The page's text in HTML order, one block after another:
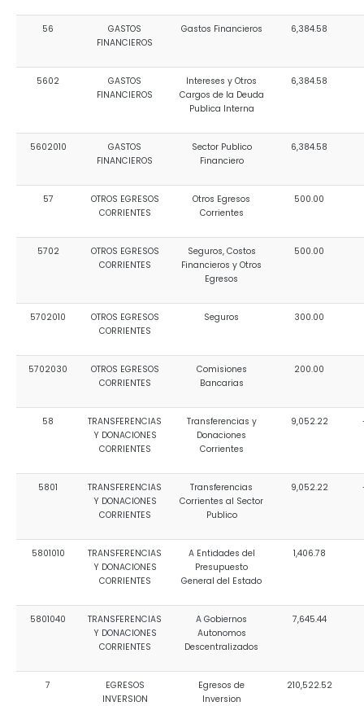
56
GASTOS
FINANCIEROS
Gastos Financieros 6,384.58
5602
GASTOS
FINANCIEROS
Intereses y Otros
Cargos de la Deuda
Publica Interna
6,384.58
5602010
GASTOS
FINANCIEROS
Sector Publico
Financiero
6,384.58
57
OTROS EGRESOS
CORRIENTES
Otros Egresos
Corrientes
500.00
5702
OTROS EGRESOS
CORRIENTES
Seguros, Costos
Financieros y Otros
Egresos
500.00
5702010
OTROS EGRESOS
CORRIENTES
Seguros 300.00
5702030
OTROS EGRESOS
CORRIENTES
Comisiones
Bancarias
200.00
58
TRANSFERENCIAS
Y DONACIONES
CORRIENTES
Transferencias y
Donaciones
Corrientes
9,052.22
5801
TRANSFERENCIAS
Y DONACIONES
CORRIENTES
Transferencias
Corrientes al Sector
Publico
9,052.22
5801010
TRANSFERENCIAS
Y DONACIONES
CORRIENTES
A Entidades del
Presupuesto
General del Estado
1,406.78
5801040
TRANSFERENCIAS
Y DONACIONES
CORRIENTES
A Gobiernos
Autonomos
Descentralizados
7,645.44
7
EGRESOS
INVERSION
Egresos de
Inversion
210,522.52